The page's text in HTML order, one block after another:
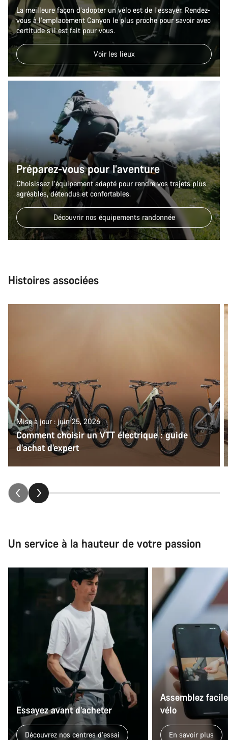
La meilleure façon d’adopter un vélo est de l’essayer. Rendez-
vous à l’emplacement Canyon le plus proche pour savoir avec
certitude s’il est fait pour vous.
Voir les lieux
Préparez-vous pour l’aventure
Choisissez l’équipement adapté pour rendre vos trajets plus
agréables, détendus et confortables.
Découvrir nos équipements randonnée
Histoires associées
Mise à jour : juin 25, 2026
Comment choisir un VTT électrique : guide
d’achat d’expert
Un service à la hauteur de votre passion
Essayez avant d’acheter
Découvrez nos centres d’essai
Assemblez
vélo
En savoir plus